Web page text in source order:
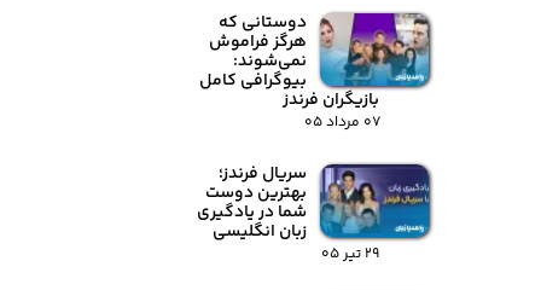
دوستانی که
هرگز فراموش
نمی‌شوند:
بیوگرافی کامل
بازیگران فرندز
۰۷ مرداد ۰۵
سریال فرندز؛
بهترین دوست
شما در یادگیری
زبان انگلیسی
۲۹ تیر ۰۵